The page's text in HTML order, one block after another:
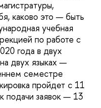
каково это — быть
учебная
по работе с
года в двух
двух языках —
семестре
пройдет с 11
подачи заявок — 13